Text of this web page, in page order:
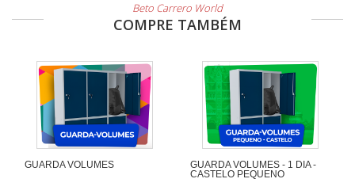
Beto Carrero World
COMPRE TAMBÉM
GUARDA VOLUMES
GUARDA VOLUMES - 1 DIA -
CASTELO PEQUENO